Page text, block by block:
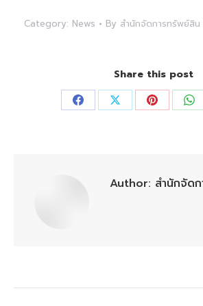
Category: News By สำนักจัดการทรัพย์สิน
Share this post
Share Share Share
Author: สำนักจัด